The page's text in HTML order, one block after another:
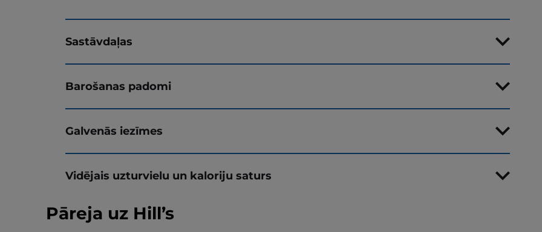
Sastāvdaļas
Barošanas padomi
Galvenās iezīmes
Vidējais uzturvielu un kaloriju saturs
Pāreja uz Hill’s